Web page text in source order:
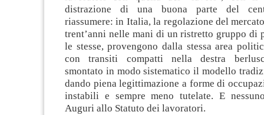
distrazione di una buona parte del
riassumere: in Italia, la regolazione del
trent’anni nelle mani di un ristretto gruppo di
le stesse, provengono dalla stessa area
con transiti compatti nella destra
smontato in modo sistematico il modello
dando piena legittimazione a forme di
instabili e sempre meno tutelate. E
Auguri allo Statuto dei lavoratori.